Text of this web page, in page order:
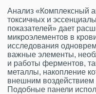
Анализ «Комплексный
токсичных и
показателей» дает
микроэлементов в
исследования
важные элементы,
и работы ферментов,
металлы, накопление
внешним
Подобные панели